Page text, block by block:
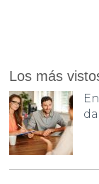
Los más